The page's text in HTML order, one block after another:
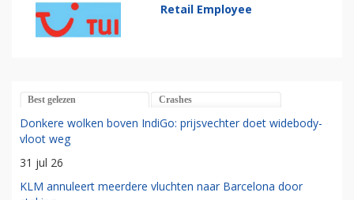
Retail Employee
Best gelezen Crashes
Donkere wolken boven IndiGo: prijsvechter doet widebody-
vloot weg
31 jul 26
KLM annuleert meerdere vluchten naar Barcelona door